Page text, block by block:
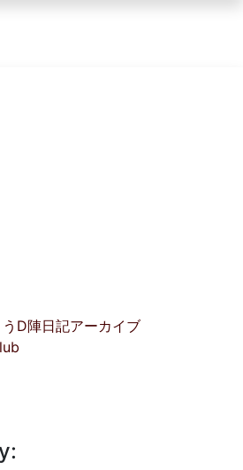
D陣日記アーカイブ